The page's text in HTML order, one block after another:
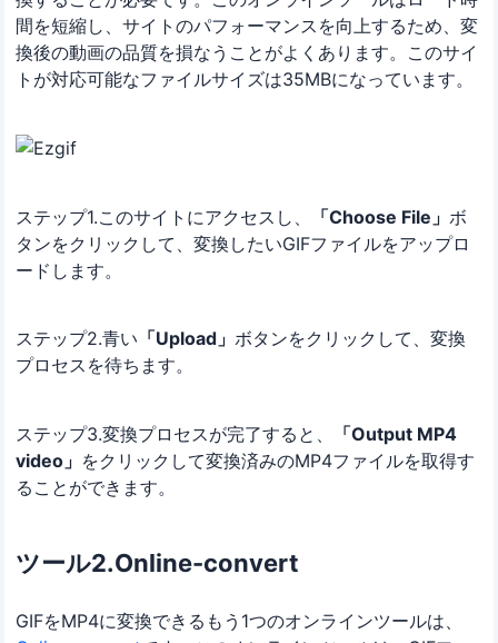
間を短縮し、サイトのパフォーマンスを向上するため、変
換後の動画の品質を損なうことがよくあります。このサイ
トが対応可能なファイルサイズは35MBになっています。
ステップ1.このサイトにアクセスし、 「Choose File」 ボ
タンをクリックして、変換したいGIFファイルをアップロ
ードします。
ステップ2.青い 「Upload」ボタンをクリックして、変換
プロセスを待ちます。
ステップ3.変換プロセスが完了すると、
「Output MP4
video」 をクリックして変換済みのMP4ファイルを取得す
ることができます。
ツール2.Online-convert
GIFをMP4に変換できるもう1つのオンラインツールは、